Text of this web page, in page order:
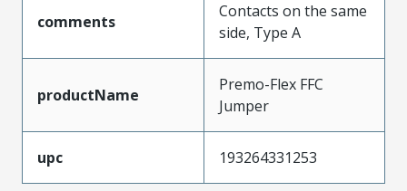
comments
Contacts on the same
side, Type A
productName
Premo-Flex FFC
Jumper
upc 193264331253